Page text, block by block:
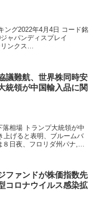
年4月4日 コード銘
ャパンディスプレイ
ンクス
議難航、世界株同時安
統領が中国輸入品に関
相場 トランプ大統領が中
上げると表明、ブルームバ
日夜、フロリダ州パナ,マ
ファンドが株価指数先
コロナウイルス感染拡